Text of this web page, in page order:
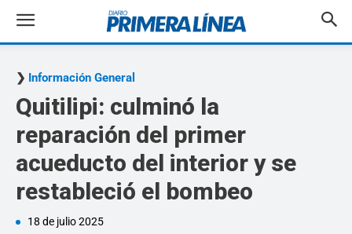
Información General
Quitilipi: culminó la
reparación del primer
acueducto del interior y se
restableció el bombeo
18 de julio 2025